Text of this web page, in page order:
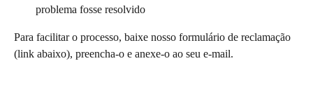
problema fosse resolvido
Para facilitar o processo, baixe nosso formulário de reclamação
(link abaixo), preencha-o e anexe-o ao seu e-mail.